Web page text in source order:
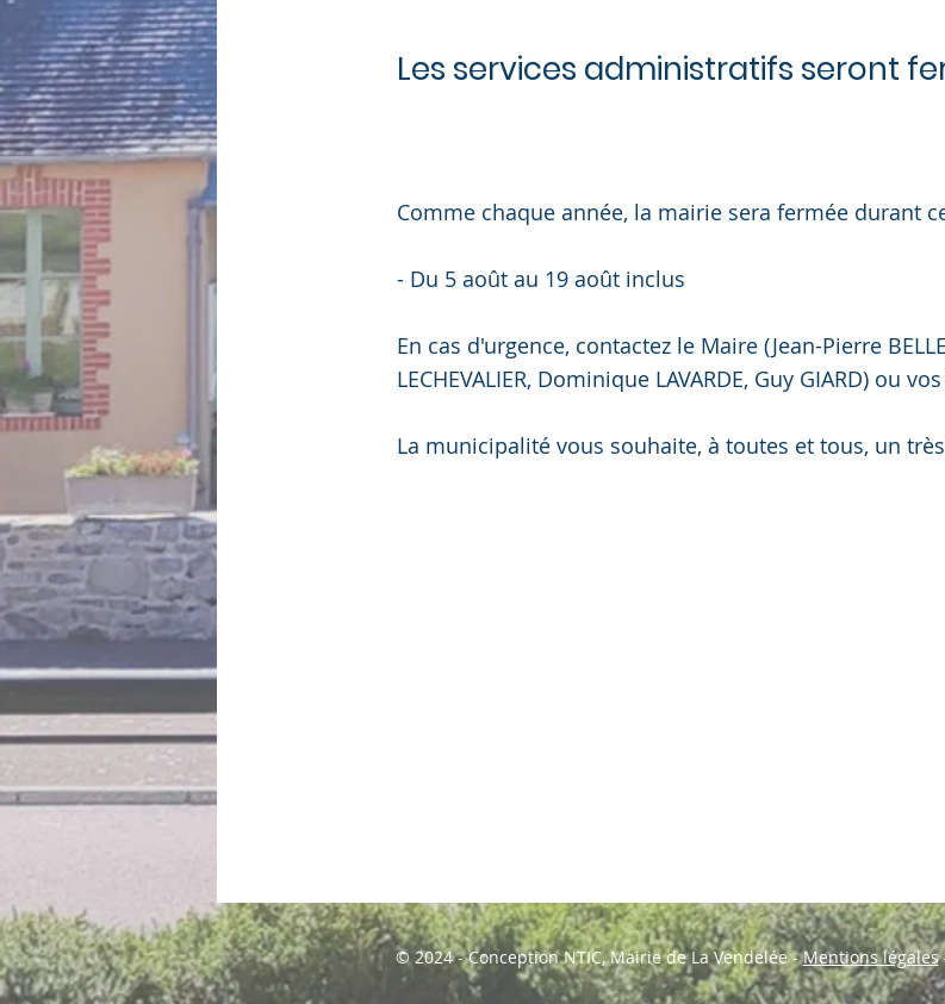
Les services administratifs seront
Comme chaque année, la mairie sera fermée durant
- Du 5 août au 19 août inclus
En cas d'urgence, contactez le Maire (Jean-Pierre
LECHEVALIER, Dominique LAVARDE, Guy GIARD) ou
La municipalité vous souhaite, à toutes et tous, un
© 2024 - Conception NTIC, Mairie de La Vendelée -Mentions légales